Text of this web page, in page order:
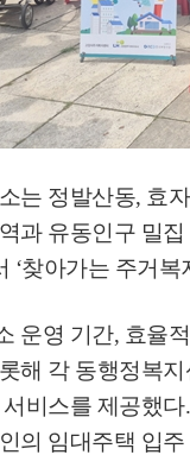
는 정발산동, 효
과 유동인구 밀
‘찾아가는 주거복
운영 기간, 효율
해 각 동행정복지
비스를 제공했다.
의 임대주택 입
민선8
이임식
'제38
일대
고양환
훈련